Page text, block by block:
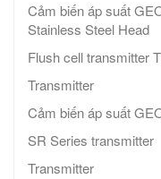
Cảm biến áp suất
Stainless Steel Head
Flush cell transmitter
Transmitter
Cảm biến áp suất
SR Series transmitter
Transmitter